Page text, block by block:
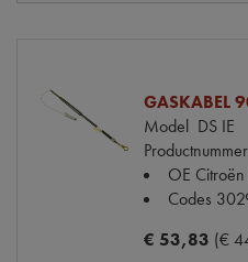
GASKABEL
Model DS IE
Productnummer
OE Citroën
Codes
€ 53,83 (€